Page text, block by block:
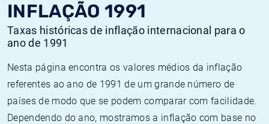
INFLAÇÃO 1991
Taxas históricas de inflação internacional para o
ano de 1991
Nesta página encontra os valores médios da inflação
referentes ao ano de 1991 de um grande número de
países de modo que se podem comparar com facilidade.
Dependendo do ano, mostramos a inflação com base no